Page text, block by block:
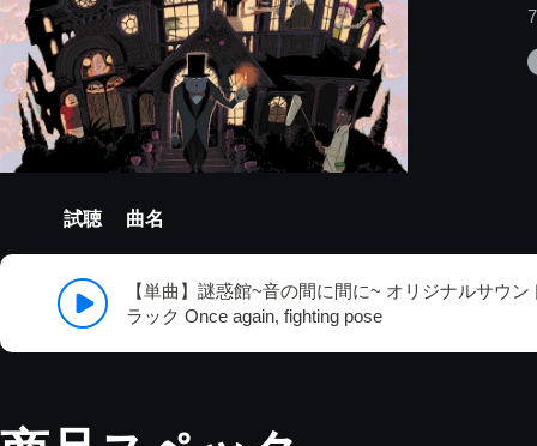
試聴 曲名
【単曲】謎惑館~音の間に間に~ オリジナルサウン
ラック Once again, fighting pose